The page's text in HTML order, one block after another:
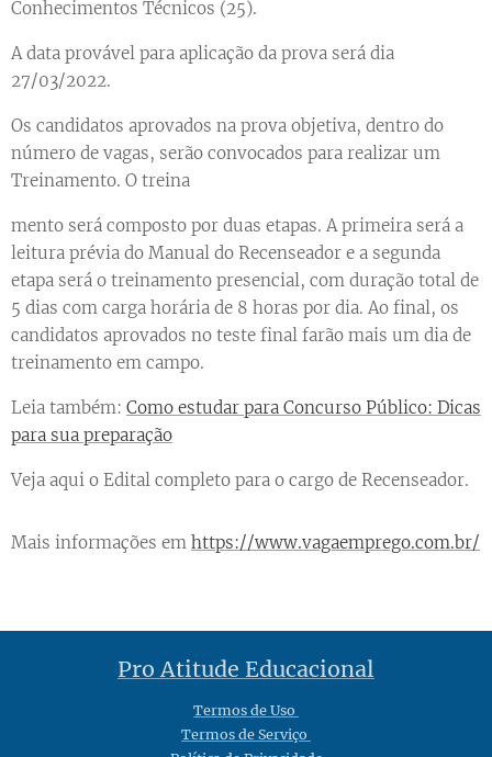
Conhecimentos Técnicos (25).
A data provável para aplicação da prova será dia
27/03/2022.
Os candidatos aprovados na prova objetiva, dentro do
número de vagas, serão convocados para realizar um
Treinamento. O treina
mento será composto por duas etapas. A primeira será a
leitura prévia do Manual do Recenseador e a segunda
etapa será o treinamento presencial, com duração total de
5 dias com carga horária de 8 horas por dia. Ao final, os
candidatos aprovados no teste final farão mais um dia de
treinamento em campo.
Leia também: Como estudar para Concurso Público: Dicas
para sua preparação
Veja aqui o Edital completo para o cargo de Recenseador.
Mais informações em https://www.vagaemprego.com.br/
Pro Atitude Educacional
Termos de Uso
Termos de Serviço